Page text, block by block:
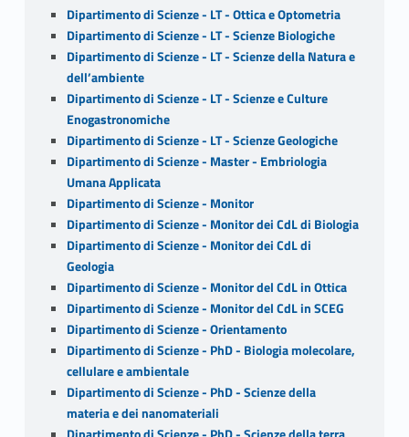
Dipartimento di Scienze - LT - Ottica e Optometria
Dipartimento di Scienze - LT - Scienze Biologiche
Dipartimento di Scienze - LT - Scienze della Natura e
dell’ambiente
Dipartimento di Scienze - LT - Scienze e Culture
Enogastronomiche
Dipartimento di Scienze - LT - Scienze Geologiche
Dipartimento di Scienze - Master - Embriologia
Umana Applicata
Dipartimento di Scienze - Monitor
Dipartimento di Scienze - Monitor dei CdL di Biologia
Dipartimento di Scienze - Monitor dei CdL di
Geologia
Dipartimento di Scienze - Monitor del CdL in Ottica
Dipartimento di Scienze - Monitor del CdL in SCEG
Dipartimento di Scienze - Orientamento
Dipartimento di Scienze - PhD - Biologia molecolare,
cellulare e ambientale
Dipartimento di Scienze - PhD - Scienze della
materia e dei nanomateriali